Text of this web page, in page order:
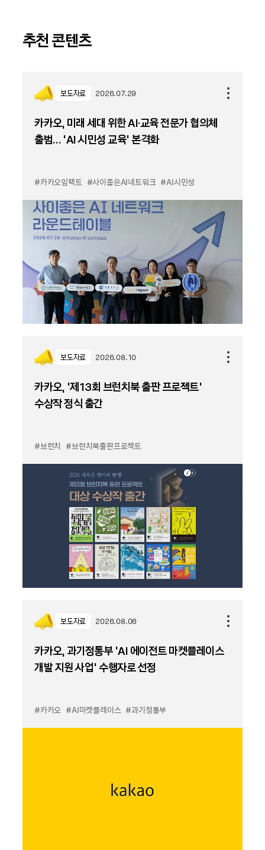
추천 콘텐츠
보도자료 2026.07.29
카카오, 미래 세대 위한 AI·교육 전문가 협의체
출범… ‘AI 시민성 교육’ 본격화
#카카오임팩트 #사이좋은AI네트워크 #AI시민성
보도자료 2026.08.10
카카오, '제13회 브런치북 출판 프로젝트'
수상작 정식 출간
#브런치 #브런치북출판프로젝트
보도자료 2026.08.06
카카오, 과기정통부 ‘AI 에이전트 마켓플레이스
개발 지원 사업’ 수행자로 선정
#카카오 #AI마켓플레이스 #과기정통부